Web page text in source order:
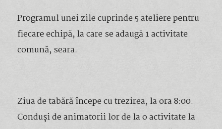
Programul unei zile cuprinde 5 ateliere pentru
fiecare echipă, la care se adaugă 1 activitate
comună, seara.
Ziua de tabără începe cu trezirea, la ora 8:00.
Conduși de animatorii lor de la o activitate la